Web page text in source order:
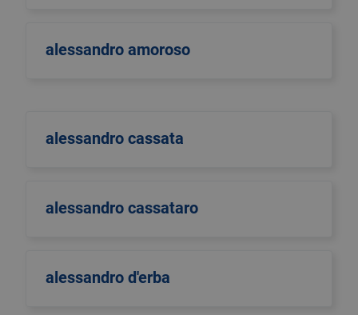
alessandro amoroso
alessandro cassata
alessandro cassataro
alessandro d'erba